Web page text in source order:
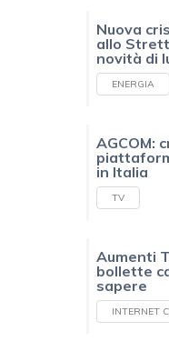
Nuova
allo
novità di
ENERGIA
AGCOM:
in Italia
TV
Aumenti
bollette
sapere
INTERNET